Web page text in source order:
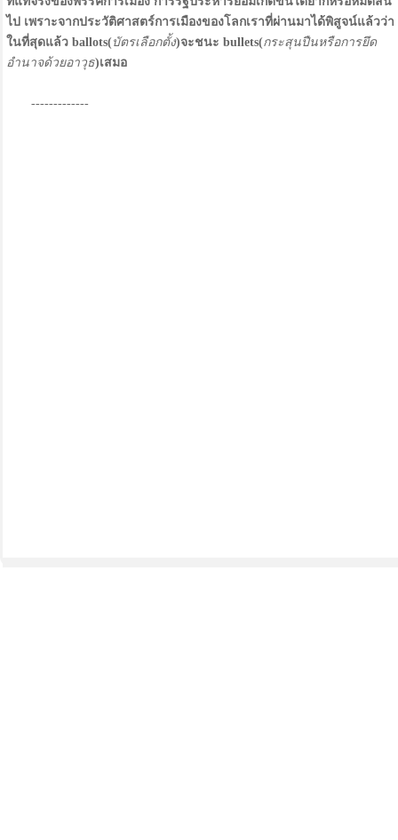
ไป เพราะจากประวัติศาสตร์การเมืองของโลกเราที่ผ่านมาได้พิสูจน์แล้วว่า
ในที่สุดแล้ว ballots(บัตรเลือกตั้ง)จะชนะ bullets(กระสุนปืนหรือการยึด
อำนาจด้วยอาวุธ)เสมอ
-------------